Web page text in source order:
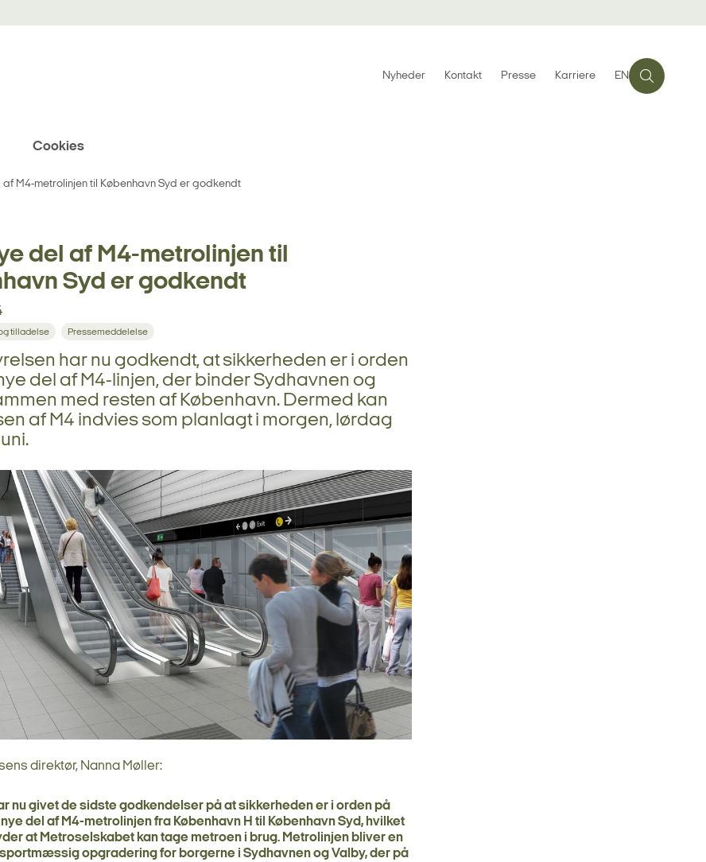
Nyheder Kontakt Presse Karriere EN
Cookies
af M4-metrolinjen til København Syd er godkendt
del af M4-metrolinjen til
Syd er godkendt
tilladelse Pressemeddelelse
har nu godkendt, at sikkerheden er i orden
del af M4-linjen, der binder Sydhavnen og
med resten af København. Dermed kan
af M4 indvies som planlagt i morgen, lørdag
direktør, Nanna Møller:
nu givet de sidste godkendelser på at sikkerheden er i orden på
del af M4-metrolinjen fra København H til København Syd, hvilket
at Metroselskabet kan tage metroen i brug. Metrolinjen bliver en
opgradering for borgerne i Sydhavnen og Valby, der på